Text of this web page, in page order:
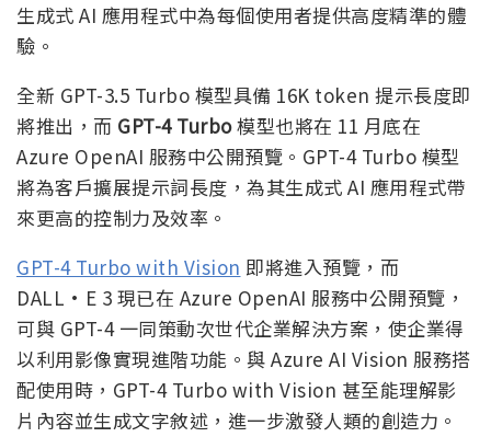
生成式 AI 應用程式中為每個使用者提供高度精準的體
驗。
全新 GPT-3.5 Turbo 模型具備 16K token 提示長度即
將推出，而 GPT-4 Turbo模型也將在 11 月底在
Azure OpenAI 服務中公開預覽。GPT-4 Turbo 模型
將為客戶擴展提示詞長度，為其生成式 AI 應用程式帶
來更高的控制力及效率。
GPT-4 Turbo with Vision 即將進入預覽，而
DALL·E 3 現已在 Azure OpenAI 服務中公開預覽，
可與 GPT-4 一同策動次世代企業解決方案，使企業得
以利用影像實現進階功能。與 Azure AI Vision 服務搭
配使用時，GPT-4 Turbo with Vision 甚至能理解影
片內容並生成文字敘述，進一步激發人類的創造力。